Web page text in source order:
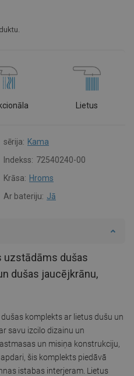
Lietus
sērija: Kama
Indekss: 72540240-00
Krāsa: Hroms
Ar bateriju: Jā
uzstādāms dušas
dušas jaucējkrānu,
komplekts ar lietus dušu un
savu izcilo dizainu un
un misiņa konstrukciju,
šis komplekts piedāvā
istabas interjeram. Lietus